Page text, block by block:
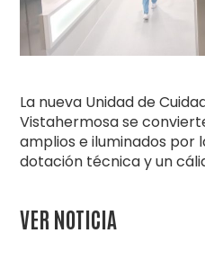
La nueva Unidad de
Vistahermosa se
amplios e iluminados por
dotación técnica y un
VER NOTICIA